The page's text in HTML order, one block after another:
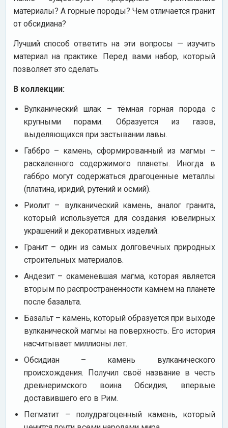
материалы? А горные породы? Чем отличается гранит
от обсидиана?
Лучший способ ответить на эти вопросы — изучить
материал на практике. Перед вами набор, который
позволяет это сделать.
В коллекции:
Вулканический шлак – тёмная горная порода с
крупными порами. Образуется из газов,
выделяющихся при застывании лавы.
Габбро – камень, сформированный из магмы –
раскаленного содержимого планеты. Иногда в
габбро могут содержаться драгоценные металлы
(платина, иридий, рутений и осмий).
Риолит – вулканический камень, аналог гранита,
который используется для создания ювелирных
украшений и декоративных изделий.
Гранит – один из самых долговечных природных
строительных материалов.
Андезит – окаменевшая магма, которая является
вторым по распространенности камнем на планете
после базальта.
Базальт – камень, который образуется при выходе
вулканической магмы на поверхность. Его история
насчитывает миллионы лет.
Обсидиан – камень вулканического
происхождения. Получил своё название в честь
древнеримского воина Обсидия, впервые
доставившего его в Рим.
Пегматит – полудрагоценный камень, который